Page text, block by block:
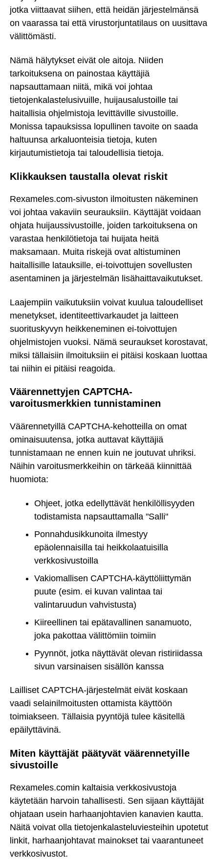
jotka viittaavat siihen, että heidän järjestelmänsä
on vaarassa tai että virustorjuntatilaus on uusittava
välittömästi.
Nämä hälytykset eivät ole aitoja. Niiden
tarkoituksena on painostaa käyttäjiä
napsauttamaan niitä, mikä voi johtaa
tietojenkalastelusivuille, huijausalustoille tai
haitallisia ohjelmistoja levittäville sivustoille.
Monissa tapauksissa lopullinen tavoite on saada
haltuunsa arkaluonteisia tietoja, kuten
kirjautumistietoja tai taloudellisia tietoja.
Klikkauksen taustalla olevat riskit
Rexameles.com-sivuston ilmoitusten näkeminen
voi johtaa vakaviin seurauksiin. Käyttäjät voidaan
ohjata huijaussivustoille, joiden tarkoituksena on
varastaa henkilötietoja tai huijata heitä
maksamaan. Muita riskejä ovat altistuminen
haitallisille latauksille, ei-toivottujen sovellusten
asentaminen ja järjestelmän lisähaittavaikutukset.
Laajempiin vaikutuksiin voivat kuulua taloudelliset
menetykset, identiteettivarkaudet ja laitteen
suorituskyvyn heikkeneminen ei-toivottujen
ohjelmistojen vuoksi. Nämä seuraukset korostavat,
miksi tällaisiin ilmoituksiin ei pitäisi koskaan luottaa
tai niihin ei pitäisi reagoida.
Väärennettyjen CAPTCHA-
varoitusmerkkien tunnistaminen
Väärennetyillä CAPTCHA-kehotteilla on omat
ominaisuutensa, jotka auttavat käyttäjiä
tunnistamaan ne ennen kuin ne joutuvat uhriksi.
Näihin varoitusmerkkeihin on tärkeää kiinnittää
huomiota:
Ohjeet, jotka edellyttävät henkilöllisyyden
todistamista napsauttamalla "Salli"
Ponnahdusikkunoita ilmestyy
epäolennaisilla tai heikkolaatuisilla
verkkosivustoilla
Vakiomallisen CAPTCHA-käyttöliittymän
puute (esim. ei kuvan valintaa tai
valintaruudun vahvistusta)
Kiireellinen tai epätavallinen sanamuoto,
joka pakottaa välittömiin toimiin
Pyynnöt, jotka näyttävät olevan ristiriidassa
sivun varsinaisen sisällön kanssa
Lailliset CAPTCHA-järjestelmät eivät koskaan
vaadi selainilmoitusten ottamista käyttöön
toimiakseen. Tällaisia pyyntöjä tulee käsitellä
epäilyttävinä.
Miten käyttäjät päätyvät väärennetyille
sivustoille
Rexameles.comin kaltaisia verkkosivustoja
käytetään harvoin tahallisesti. Sen sijaan käyttäjät
ohjataan usein harhaanjohtavien kanavien kautta.
Näitä voivat olla tietojenkalasteluviesteihin upotetut
linkit, harhaanjohtavat mainokset tai vaarantuneet
verkkosivustot.